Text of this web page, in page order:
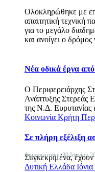
Ολοκληρώθηκε με
απαιτητική τεχνική
για το μεγάλο
και ανοίγει ο
Νέα οδικά έργα
Ο Περιφερειάρχης
Ανάπτυξης Στερεάς
της Ν.Δ. Ευρυτανίας
Κοινωνία Κρήτη
Σε πλήρη εξέλιξη
Συγκεκριμένα,
Δυτική Ελλάδα
Δημοσιεύτηκε: 30 Ιουνίου